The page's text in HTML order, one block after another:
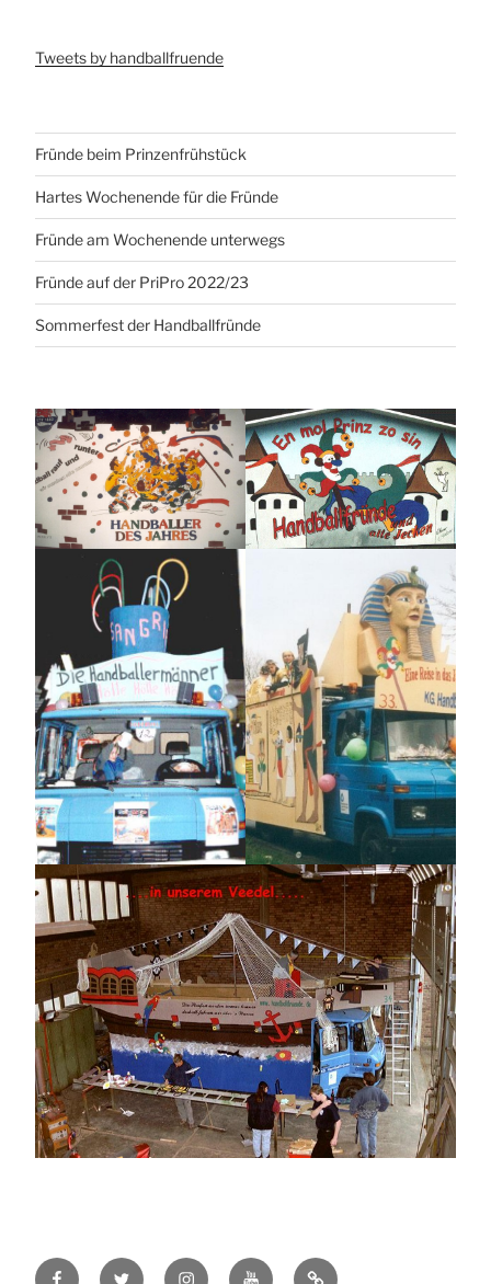
Tweets by handballfruende
Fründe beim Prinzenfrühstück
Hartes Wochenende für die Fründe
Fründe am Wochenende unterwegs
Fründe auf der PriPro 2022/23
Sommerfest der Handballfründe
FacebookTwitter InstagramYouTube#78